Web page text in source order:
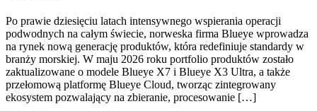
Po prawie dziesięciu latach intensywnego wspierania operacji
podwodnych na całym świecie, norweska firma Blueye wprowadza
na rynek nową generację produktów, która redefiniuje standardy w
branży morskiej. W maju 2026 roku portfolio produktów zostało
zaktualizowane o modele Blueye X7 i Blueye X3 Ultra, a także
przełomową platformę Blueye Cloud, tworząc zintegrowany
ekosystem pozwalający na zbieranie, procesowanie […]